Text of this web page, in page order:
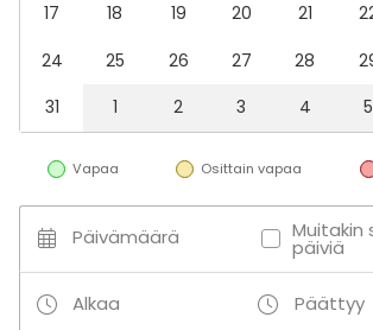
Mökkireissu / retriitti
Pikkujoulut
Tilatyypit
Saunatila
Kokoushuone
Mökki
Elämyspalvelu
Aktiviteetit
17
18 19 20 21
24
25 26 27 28
31
1 2 3 4 5
Vapaa Osittain vapaa
Päivämäärä Muitakin
päiviä
Alkaa Päättyy